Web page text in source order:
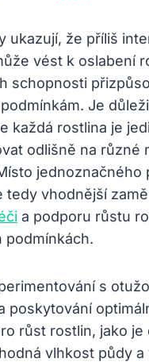
ukazují, že příliš
vést k oslabení
schopnosti
Je
každá rostlina je
odlišně na různé
jednoznačného
tedy vhodnější
a podporu růstu
podmínkách.
s
poskytování
růst rostlin, jako je
vlhkost půdy a